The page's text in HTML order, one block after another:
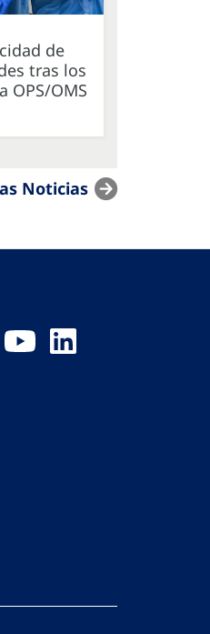
de
tras los
OPS/OMS
Noticias